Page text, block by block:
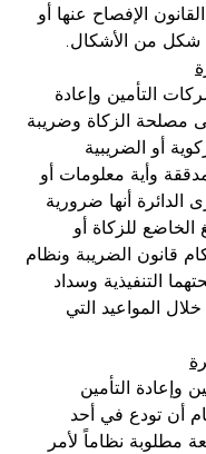
الإفصاح عنها أو
شكل من الأشكال.
التأمين وإعادة
مصلحة الزكاة وضريبة
أو الضريبية
وأية معلومات أو
أنها ضرورية
الخاضع للزكاة أو
قانون الضريبة ونظام
التنفيذية وسداد
المواعيد التي
وإعادة التأمين
أن تودع في أحد
مطلوبة نظاماً لأمر